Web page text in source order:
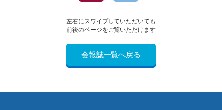
左右にスワイプしていただいても
前後のページをご覧いただけます
会報誌一覧へ戻る